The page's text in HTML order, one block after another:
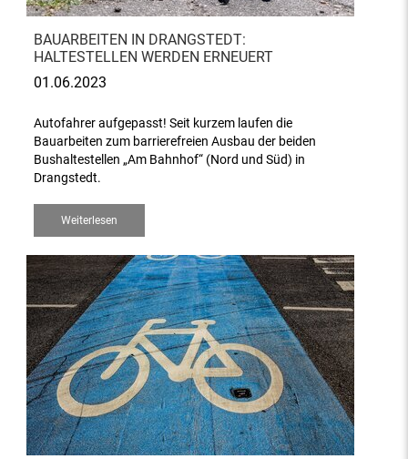
BAUARBEITEN IN DRANGSTEDT:
HALTESTELLEN WERDEN ERNEUERT
01.06.2023
Autofahrer aufgepasst! Seit kurzem laufen die
Bauarbeiten zum barrierefreien Ausbau der beiden
Bushaltestellen „Am Bahnhof“ (Nord und Süd) in
Drangstedt.
Weiterlesen